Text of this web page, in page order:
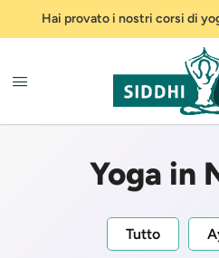
Hai provato i nostri corsi di
Yoga in
Tutto